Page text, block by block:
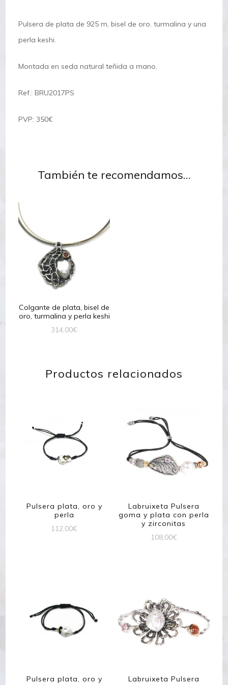
Pulsera de plata de 925 m, bisel de oro. turmalina y una
perla keshi.
Montada en seda natural teñida a mano.
Ref.: BRU2017PS
PVP: 350€
También te recomendamos…
Colgante de plata, bisel de
oro, turmalina y perla keshi
314,00€
Productos relacionados
Pulsera plata, oro y
perla
112,00€
Labruixeta Pulsera
goma y plata con perla
y zirconitas
108,00€
Pulsera plata, oro y
Labruixeta Pulsera